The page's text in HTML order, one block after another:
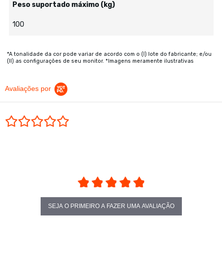
Peso suportado máximo (kg)
100
*A tonalidade da cor pode variar de acordo com o (I) lote do fabricante; e/ou
(II) as configurações de seu monitor. *Imagens meramente ilustrativas
Avaliações por
SEJA O PRIMEIRO A FAZER UMA AVALIAÇÃO